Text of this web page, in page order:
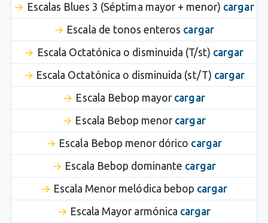
Escalas Blues 3 (Séptima mayor + menor) cargar
Escala de tonos enteros cargar
Escala Octatónica o disminuida (T/st) cargar
Escala Octatónica o disminuida (st/T) cargar
Escala Bebop mayor cargar
Escala Bebop menor cargar
Escala Bebop menor dórico cargar
Escala Bebop dominante cargar
Escala Menor melódica bebop cargar
Escala Mayor armónica cargar